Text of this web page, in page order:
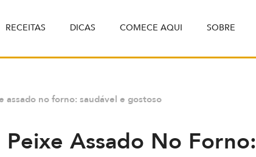
RECEITAS DICAS COMECE AQUI SOBRE
assado no forno: saudável e gostoso
Peixe Assado No Forno: